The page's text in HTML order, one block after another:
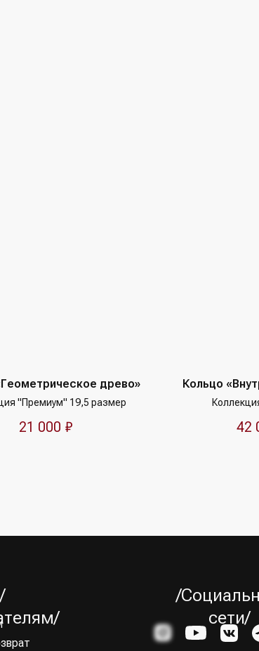
древо»
"Премиум" 19,5 размер
21 000 ₽
Кольцо
42
/
/
сети/